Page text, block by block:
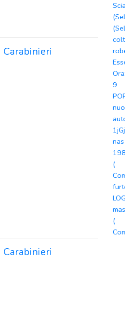
9
nas
(
(